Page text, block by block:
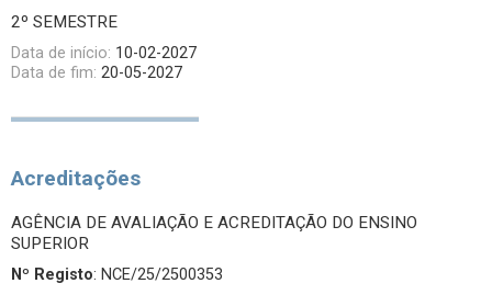
2º SEMESTRE
Data de início: 10-02-2027
Data de fim: 20-05-2027
Acreditações
AGÊNCIA DE AVALIAÇÃO E ACREDITAÇÃO DO ENSINO
SUPERIOR
Nº Registo: NCE/25/2500353